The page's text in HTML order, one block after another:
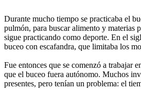
Durante mucho tiempo se practicaba el
pulmón, para buscar alimento y materias
sigue practicando como deporte. En el
buceo con escafandra, que limitaba los
Fue entonces que se comenzó a trabajar
que el buceo fuera autónomo. Muchos
presentes, pero tenían un problema: el